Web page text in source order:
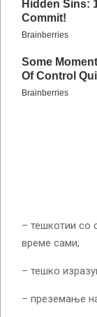
– тешкотии со
време сами;
– тешко
– преземање